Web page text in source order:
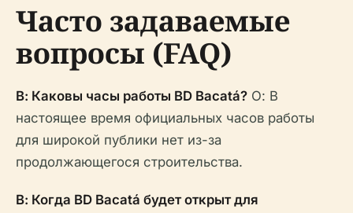
Часто задаваемые
вопросы (FAQ)
В: Каковы часы работы BD Bacatá? О: В
настоящее время официальных часов работы
для широкой публики нет из-за
продолжающегося строительства.
В: Когда BD Bacatá будет открыт для